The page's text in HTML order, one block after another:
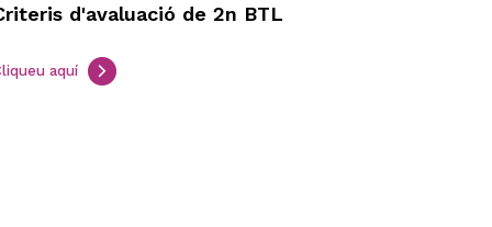
d'avaluació de 2n BTL
aquí